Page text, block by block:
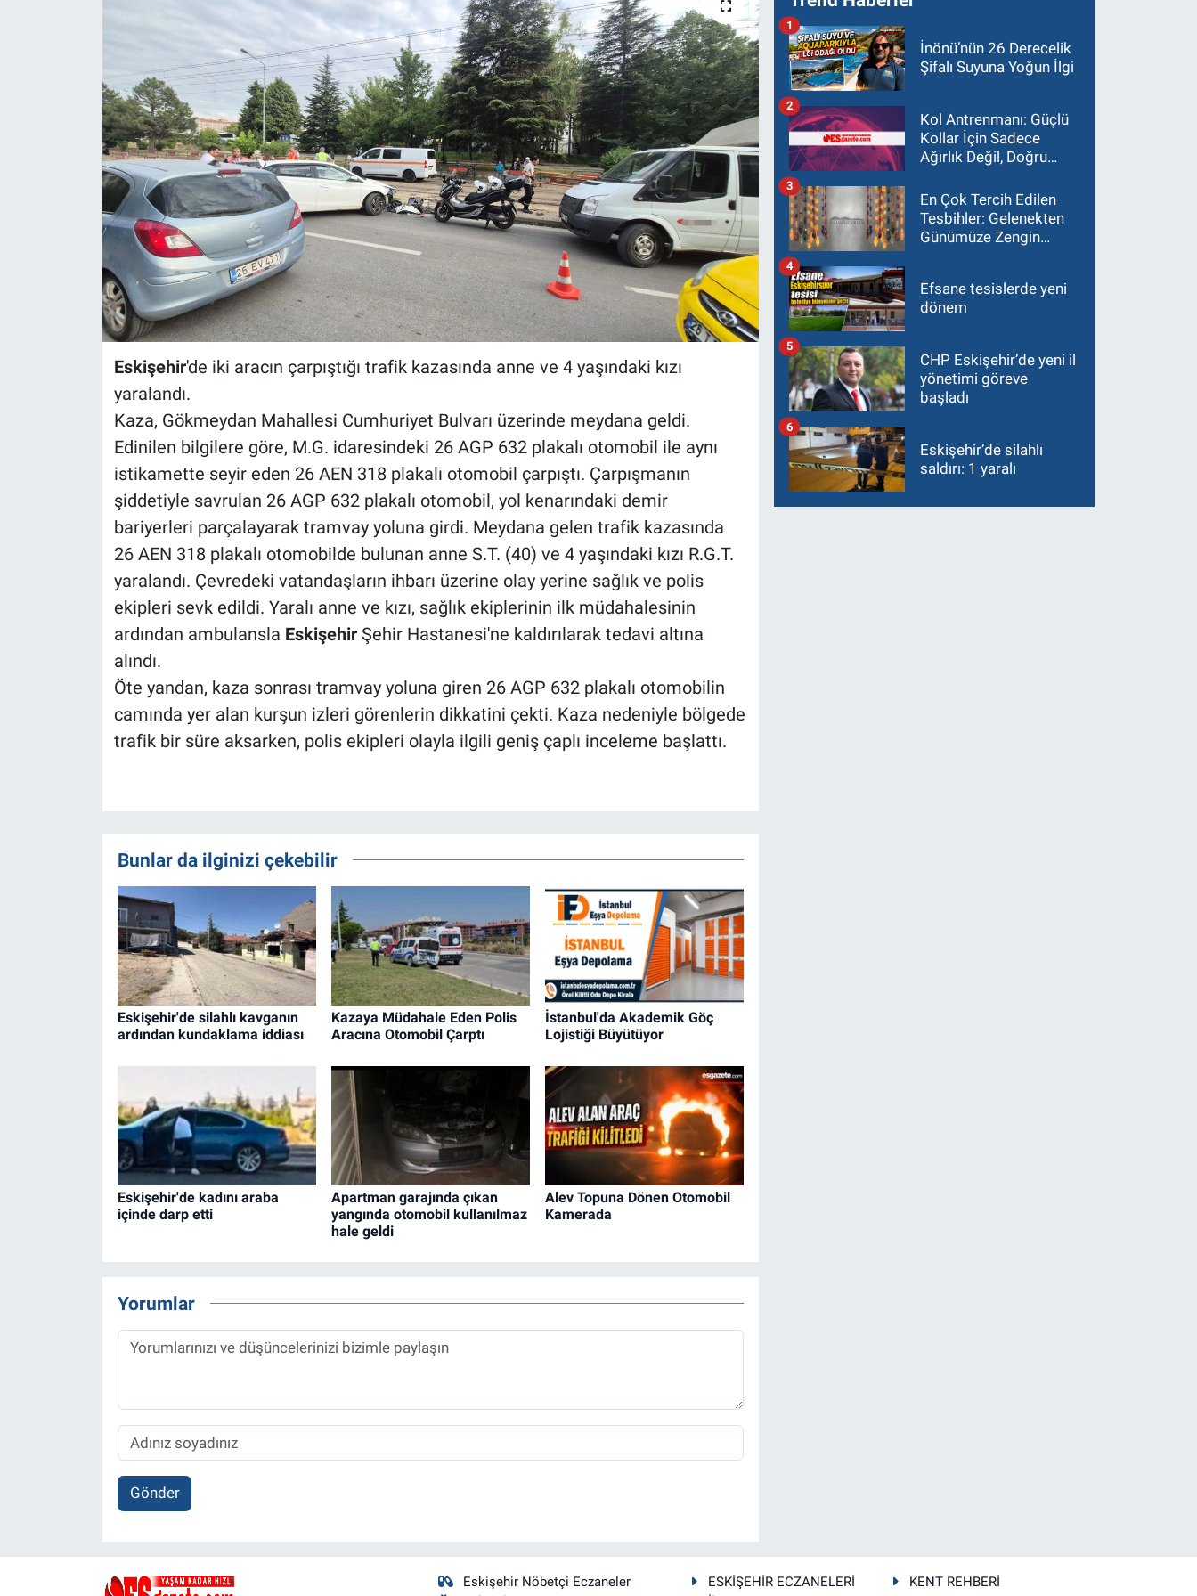
Eskişehir'de iki aracın çarpıştığı trafik kazasında anne ve 4 yaşındaki kızı
yaralandı.
Kaza, Gökmeydan Mahallesi Cumhuriyet Bulvarı üzerinde meydana geldi.
Edinilen bilgilere göre, M.G. idaresindeki 26 AGP 632 plakalı otomobil ile aynı
istikamette seyir eden 26 AEN 318 plakalı otomobil çarpıştı. Çarpışmanın
şiddetiyle savrulan 26 AGP 632 plakalı otomobil, yol kenarındaki demir
bariyerleri parçalayarak tramvay yoluna girdi. Meydana gelen trafik kazasında
26 AEN 318 plakalı otomobilde bulunan anne S.T. (40) ve 4 yaşındaki kızı R.G.T.
yaralandı. Çevredeki vatandaşların ihbarı üzerine olay yerine sağlık ve polis
ekipleri sevk edildi. Yaralı anne ve kızı, sağlık ekiplerinin ilk müdahalesinin
ardından ambulansla EskişehirŞehir Hastanesi'ne kaldırılarak tedavi altına
alındı.
Öte yandan, kaza sonrası tramvay yoluna giren 26 AGP 632 plakalı otomobilin
camında yer alan kurşun izleri görenlerin dikkatini çekti. Kaza nedeniyle bölgede
trafik bir süre aksarken, polis ekipleri olayla ilgili geniş çaplı inceleme başlattı.
Bunlar da ilginizi çekebilir
Eskişehir'de silahlı kavganın
ardından kundaklama iddiası
Kazaya Müdahale Eden Polis
Aracına Otomobil Çarptı
İstanbul'da Akademik Göç
Lojistiği Büyütüyor
Eskişehir'de kadını araba
içinde darp etti
Apartman garajında çıkan
yangında otomobil kullanılmaz
hale geldi
Alev Topuna Dönen Otomobil
Kamerada
Yorumlar
Gönder
İnönü’nün 26 Derecelik
Şifalı Suyuna Yoğun İlgi
1
Kol Antrenmanı: Güçlü
Kollar İçin Sadece
Ağırlık Değil, Doğru
2
En Çok Tercih Edilen
Tesbihler: Gelenekten
Günümüze Zengin
3
Efsane tesislerde yeni
dönem
4
CHP Eskişehir’de yeni il
yönetimi göreve
başladı
5
Eskişehir’de silahlı
saldırı: 1 yaralı
6
Eskişehir Nöbetçi Eczaneler
ESKİŞEHİR ECZANELERİ
KENT REHBERİ
Kütahya
Bilim ve Teknoloji